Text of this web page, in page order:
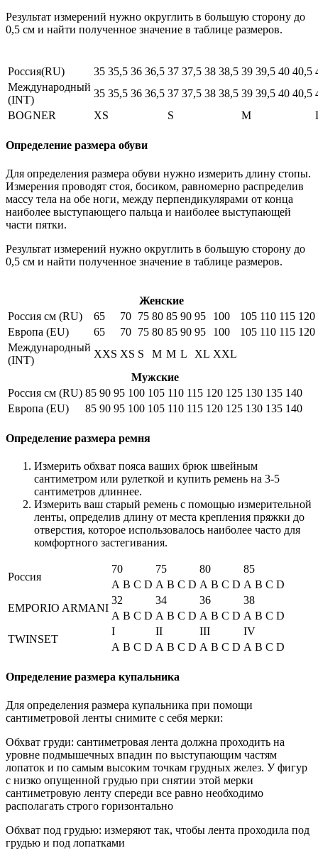
Результат измерений нужно округлить в большую сторону до
0,5 см и найти полученное значение в таблице размеров.
Россия(RU) 35 35,5 36 36,5 37 37,5 38 38,5 39 39,5 40 40,5
Международный
(INT)
35 35,5 36 36,5 37 37,5 38 38,5 39 39,5 40 40,5
BOGNER
XS S M
Определение размера обуви
Для определения размера обуви нужно измерить длину стопы.
Измерения проводят стоя, босиком, равномерно распределив
массу тела на обе ноги, между перпендикулярами от конца
наиболее выступающего пальца и наиболее выступающей
части пятки.
Результат измерений нужно округлить в большую сторону до
0,5 см и найти полученное значение в таблице размеров.
Женские
Россия см (RU)
65 70 75 80 85 90 95 100 105 110 115 120
Европа (EU)
65 70 75 80 85 90 95 100 105 110 115 120
Международный
(INT)
XXS XS S M M L XL XXL
Мужские
Россия см (RU) 85 90 95 100 105 110 115 120 125 130 135 140
Европа (EU)
85 90 95 100 105 110 115 120 125 130 135 140
Определение размера ремня
Измерить обхват пояса ваших брюк швейным
сантиметром или рулеткой и купить ремень на 3-5
сантиметров длиннее.
Измерить ваш старый ремень с помощью измерительной
ленты, определив длину от места крепления пряжки до
отверстия, которое использовалось наиболее часто для
комфортного застегивания.
Россия
70 75 80
85
A B C D A B C D A B C D A B C D
EMPORIO ARMANI
32 34 36
38
A B C D A B C D A B C D A B C D
TWINSET
I II III
IV
A B C D A B C D A B C D A B C D
Определение размера купальника
Для определения размера купальника при помощи
сантиметровой ленты снимите с себя мерки:
Обхват груди: сантиметровая лента должна проходить на
уровне подмышечных впадин по выступающим частям
лопаток и по самым высоким точкам грудных желез. У фигур
с низко опущенной грудью при снятии этой мерки
сантиметровую ленту спереди все равно необходимо
располагать строго горизонтально
Обхват под грудью: измеряют так, чтобы лента проходила под
грудью и под лопатками